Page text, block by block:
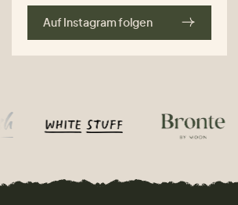
Auf Instagram folgen